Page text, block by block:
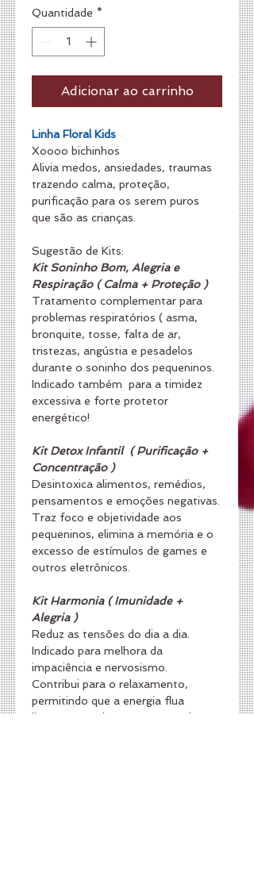
Quantidade *
Adicionar ao carrinho
Linha Floral Kids
Xoooo bichinhos
Alivia medos, ansiedades, traumas
trazendo calma, proteção,
purificação para os serem puros
que são as crianças.
Sugestão de Kits:
Kit Soninho Bom, Alegria e
Respiração ( Calma + Proteção )
Tratamento complementar para
problemas respiratórios ( asma,
bronquite, tosse, falta de ar,
tristezas, angústia e pesadelos
durante o soninho dos pequeninos.
Indicado também  para a timidez
excessiva e forte protetor
energético!
Kit Detox Infantil  ( Purificação +
Concentração )
Desintoxica alimentos, remédios,
pensamentos e emoções negativas.
Traz foco e objetividade aos
pequeninos, elimina a memória e o
excesso de estímulos de games e
outros eletrônicos.
Kit Harmonia ( Imunidade +
Alegria )
Reduz as tensões do dia a dia.
Indicado para melhora da
impaciência e nervosismo.
Contribui para o relaxamento,
permitindo que a energia flua
livremente pelo corpo, trazendo